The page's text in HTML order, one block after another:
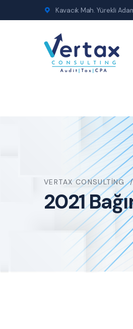
Kavacık Mah. Yürekli
VERTAX CONSULTING
2021